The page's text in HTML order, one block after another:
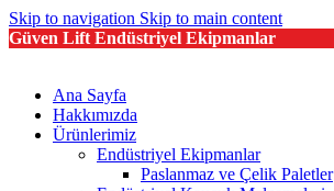
Skip to navigation Skip to main content
Güven Lift Endüstriyel Ekipmanlar
Ana Sayfa
Hakkımızda
Ürünlerimiz
Endüstriyel Ekipmanlar
Paslanmaz ve Çelik Paletler